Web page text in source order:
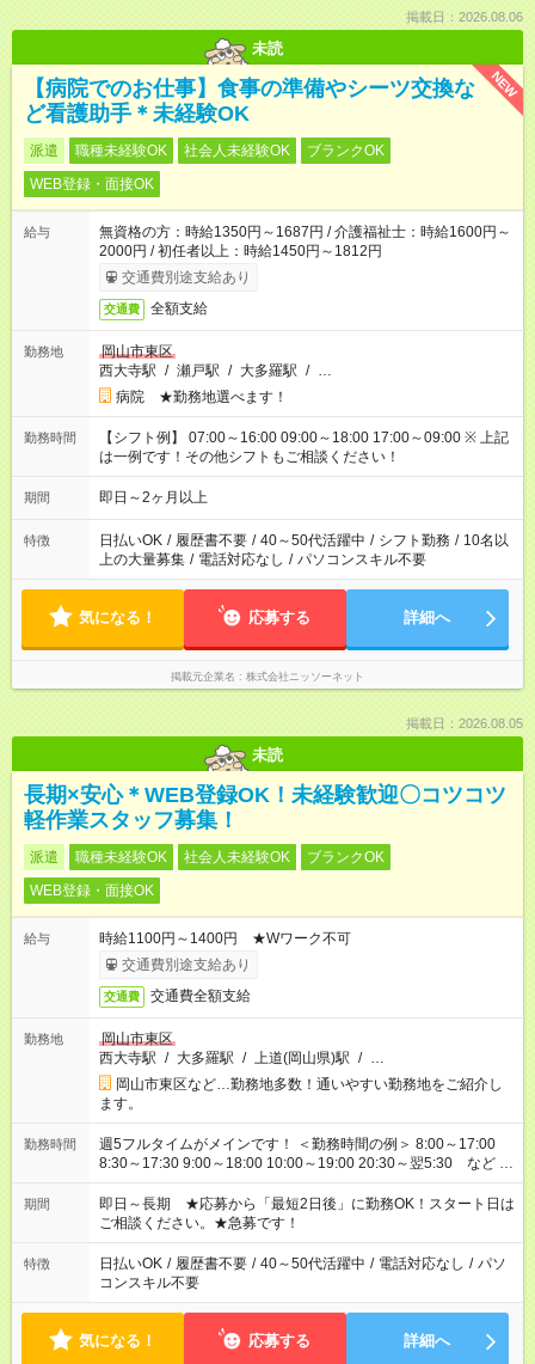
掲載日：2026.08.06
未読
NEW
【病院でのお仕事】食事の準備やシーツ交換な
ど看護助手＊未経験OK
派遣 職種未経験OK 社会人未経験OK
ブランクOK
WEB登録・面接OK
給与
無資格の方：時給1350円～1687円 / 介護福祉士：時給1600円～
2000円 / 初任者以上：時給1450円～1812円
交通費別途支給あり
交通費 全額支給
勤務地
岡山市東区
西大寺駅 / 瀬戸駅 / 大多羅駅 / …
病院 ★勤務地選べます！
勤務時間
【シフト例】 07:00～16:00 09:00～18:00 17:00～09:00 ※ 上記
は一例です！その他シフトもご相談ください！
期間 即日～2ヶ月以上
特徴 日払いOK / 履歴書不要 / 40～50代活躍中 / シフト勤務 / 10名以
上の大量募集 / 電話対応なし / パソコンスキル不要
気になる！ 応募する 詳細へ
掲載元企業名 株式会社ニッソーネット
掲載日：2026.08.05
未読
長期×安心＊WEB登録OK！未経験歓迎〇コツコツ
軽作業スタッフ募集！
派遣 職種未経験OK 社会人未経験OK
ブランクOK
WEB登録・面接OK
給与
時給1100円～1400円 ★Wワーク不可
交通費別途支給あり
交通費 交通費全額支給
勤務地
岡山市東区
西大寺駅 / 大多羅駅 / 上道(岡山県)駅 / …
岡山市東区など…勤務地多数！通いやすい勤務地をご紹介し
ます。
勤務時間
週5フルタイムがメインです！ ＜勤務時間の例＞ 8:00～17:00
8:30～17:30 9:00～18:00 10:00～19:00 20:30～翌5:30 など ★
その他にも勤務時間多数！ 日勤のみ、残業なし、交替制など
ご希望を教えてください！
期間
即日～長期 ★応募から「最短2日後」に勤務OK！スタート日は
ご相談ください。★急募です！
特徴 日払いOK / 履歴書不要 / 40～50代活躍中 / 電話対応なし / パソ
コンスキル不要
気になる！ 応募する 詳細へ